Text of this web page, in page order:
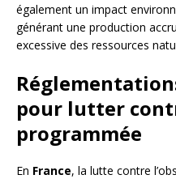
également un impact
générant une production
excessive des ressources
pour lutter
programmée
En France, la lutte contre